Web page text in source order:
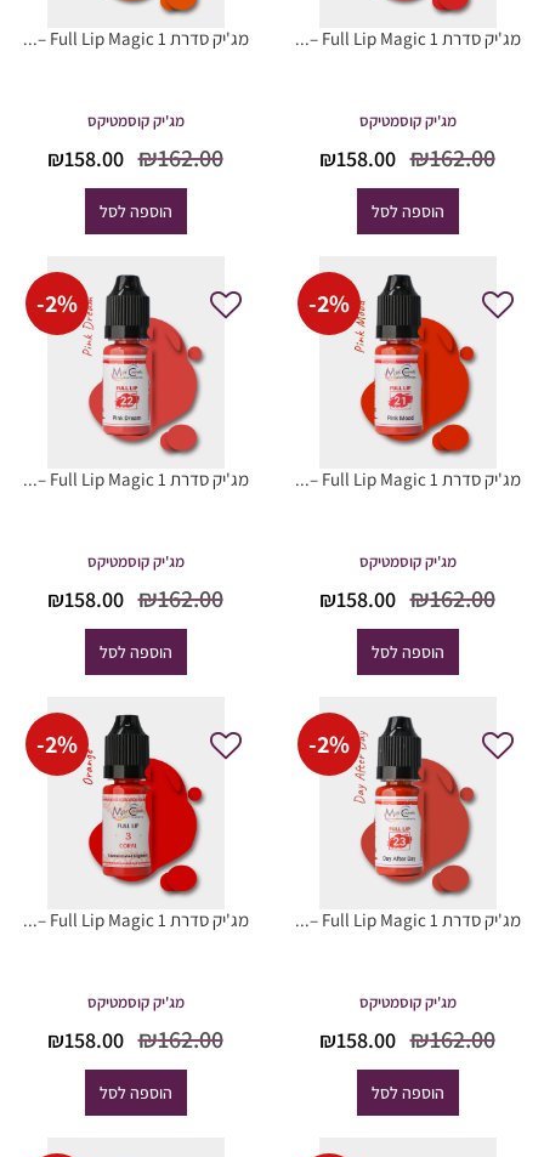
מג'יק סדרת Full Lip Magic 1 –...
מג'יק קוסמטיקס
₪162.00
המחיר
היה:
₪162.00.
₪158.00
הוספה לסל
מג'יק סדרת Full Lip Magic 1 –...
מג'יק קוסמטיקס
₪162.00
המחיר
היה:
₪162.00.
₪158.00
הוספה לסל
-2%
מג'יק סדרת Full Lip Magic 1 –...
מג'יק קוסמטיקס
₪162.00
המחיר
היה:
₪162.00.
₪158.00
הוספה לסל
-2%
מג'יק סדרת Full Lip Magic 1 –...
מג'יק קוסמטיקס
₪162.00
המחיר
היה:
₪162.00.
₪158.00
הוספה לסל
-2%
מג'יק סדרת Full Lip Magic 1 –...
מג'יק קוסמטיקס
₪162.00
המחיר
היה:
₪162.00.
₪158.00
הוספה לסל
-2%
מג'יק סדרת Full Lip Magic 1 –...
מג'יק קוסמטיקס
₪162.00
המחיר
היה:
₪162.00.
₪158.00
הוספה לסל